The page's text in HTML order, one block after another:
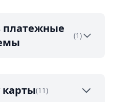
(1)
(11)